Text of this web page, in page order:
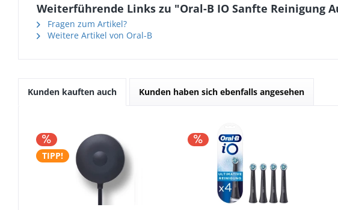
Weiterführende Links zu "Oral-B IO Sanfte Reinigung
Fragen zum Artikel?
Weitere Artikel von Oral-B
Kunden kauften auch Kunden haben sich ebenfalls angesehen
TIPP!